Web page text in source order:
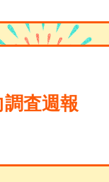
査週報